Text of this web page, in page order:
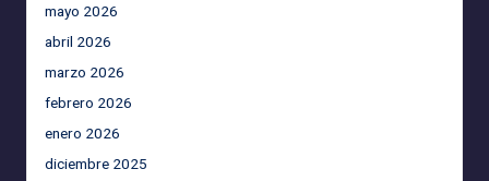
mayo 2026
abril 2026
marzo 2026
febrero 2026
enero 2026
diciembre 2025